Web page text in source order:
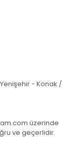
Yenişehir - Konak /
üzerinde
ve geçerlidir.